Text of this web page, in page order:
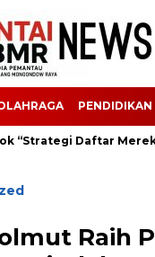
PENDIDIKAN
Daftar Merek
Raih